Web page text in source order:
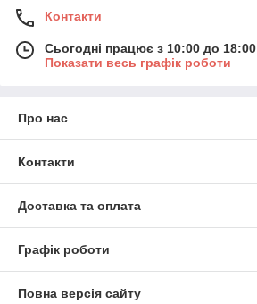
Контакти
Сьогодні працює з 10:00 до 18:00
Показати весь графік роботи
Про нас
Контакти
Доставка та оплата
Графік роботи
Повна версія сайту